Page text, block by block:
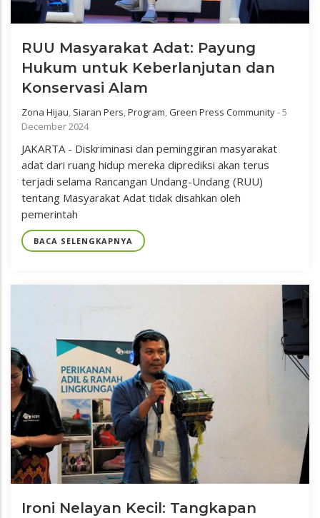
RUU Masyarakat Adat: Payung
Hukum untuk Keberlanjutan dan
Konservasi Alam
Zona Hijau, Siaran Pers,Program,Green Press Community-5
December 2024
JAKARTA - Diskriminasi dan peminggiran masyarakat
adat dari ruang hidup mereka diprediksi akan terus
terjadi selama Rancangan Undang-Undang (RUU)
tentang Masyarakat Adat tidak disahkan oleh
pemerintah
BACA SELENGKAPNYA
Ironi Nelayan Kecil: Tangkapan